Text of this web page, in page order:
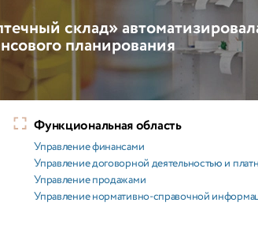
склад»
планирования
Функциональная область
Управление финансами
Управление договорной деятельностью и
Управление продажами
Управление нормативно-справочной